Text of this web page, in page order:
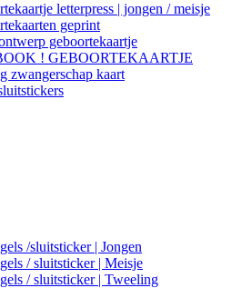
letterpress | jongen / meisje
geprint
geboortekaartje
! GEBOORTEKAARTJE
zwangerschap kaart
/sluitsticker | Jongen
/ sluitsticker | Meisje
/ sluitsticker | Tweeling